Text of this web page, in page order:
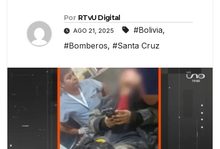
Por RTvU Digital
AGO 21, 2025 #Bolivia,
#Bomberos, #Santa Cruz